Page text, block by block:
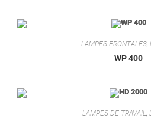
LAMPES FRONTALES,
WP 400
LAMPES DE TRAVAIL,